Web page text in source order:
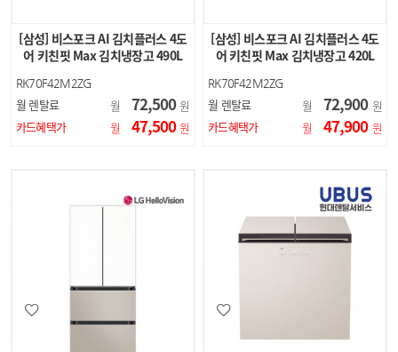
[삼성] 비스포크 AI 김치플러스 4도
어 키친핏 Max 김치냉장고 490L
RK70F42M2ZG
월 렌탈료 월 72,500 원
카드혜택가
월 47,500 원
[삼성] 비스포크 AI 김치플러스 4도
어 키친핏 Max 김치냉장고 420L
RK70F42M2ZG
월 렌탈료 월 72,900 원
카드혜택가
월 47,900 원